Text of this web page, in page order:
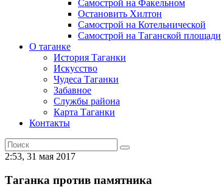
Самострой на Факельном
Остановить Хилтон
Самострой на Котельнической
Самострой на Таганской площади
О таганке
История Таганки
Искусство
Чудеса Таганки
Забавное
Службы района
Карта Таганки
Контакты
2:53, 31 мая 2017
Таганка против памятника